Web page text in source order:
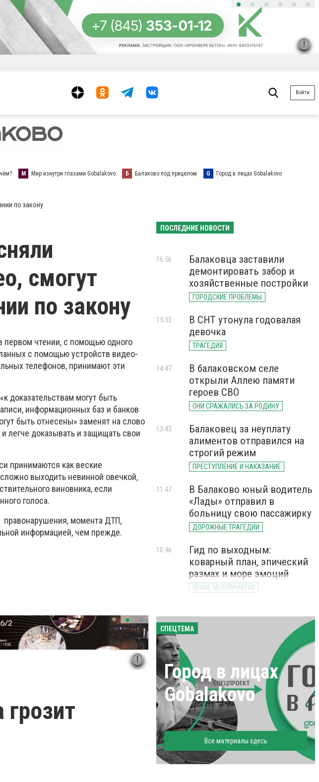
Войти
М Мир изнутри глазами Gobalakovo Б Балаково под прицелом G Город в лицах Gobalakovo
по закону
смогут
по закону
первом чтении, с помощью одного
с помощью устройств видео-
телефонов, принимают эти
доказательствам могут быть
информационных баз и банков
быть отнесены» заменят на слово
легче доказывать и защищать свои
принимаются как веские
выходить невинной овечкой,
виновника, если
голоса.
правонарушения, момента ДТП,
информацией, чем прежде.
ПОСЛЕДНИЕ НОВОСТИ
Балаковца заставили
демонтировать забор и
хозяйственные постройки
ГОРОДСКИЕ ПРОБЛЕМЫ
16:56
В СНТ утонула годовалая
девочка
ТРАГЕДИЯ
15:33
В балаковском селе
открыли Аллею памяти
героев СВО
ОНИ СРАЖАЛИСЬ ЗА РОДИНУ
14:47
Балаковец за неуплату
алиментов отправился на
строгий режим
ПРЕСТУПЛЕНИЕ И НАКАЗАНИЕ
13:43
В Балаково юный водитель
«Лады» отправил в
больницу свою пассажирку
ДОРОЖНЫЕ ТРАГЕДИИ
11:47
Гид по выходным:
коварный план, эпический
размах и море эмоций
ЯРКИЕ МЕРОПРИЯТИЯ
10:46
СПЕЦТЕМА
Город в лицах
Gobalakovo
Все материалы здесь